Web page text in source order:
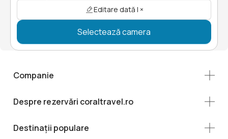
Editare dată | ×
Selectează camera
Companie
Despre rezervări coraltravel.ro
Destinații populare